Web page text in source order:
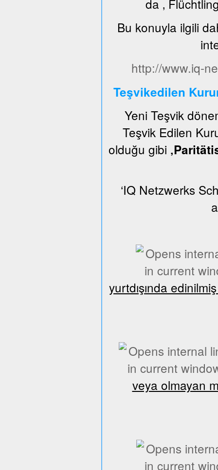
da ‚
Bu konuyla ilgili
http://www.iq-
Teşvikedilen
Yeni Teşvik
Teşvik Edilen
olduğu gibi
‘IQ Netzwerks
yurtdışında
veya olmayan